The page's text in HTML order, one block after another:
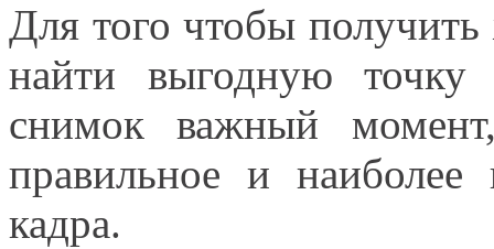
Для того чтобы
найти выгодную точку
снимок важный
правильное и наиболее
кадра.